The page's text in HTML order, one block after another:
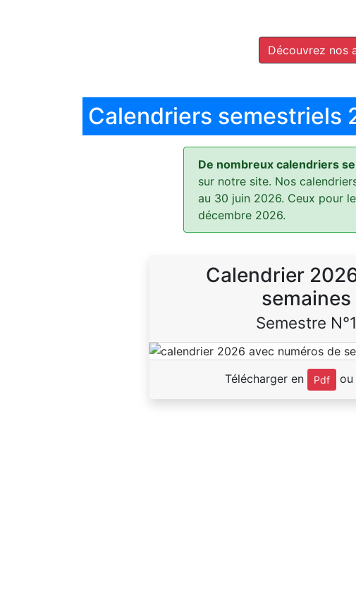
Découvrez nos
Calendriers semestriels
De nombreux calendriers
sur notre site. Nos
au 30 juin 2026. Ceux pour le
décembre 2026.
Calendrier
semaines
Semestre N°1
Télécharger en Pdf ou